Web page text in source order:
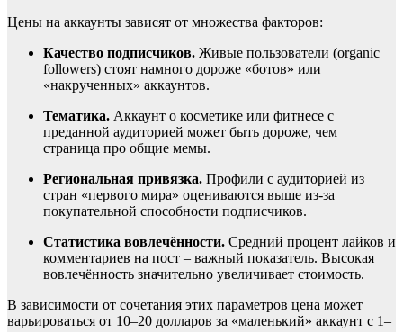
Цены на аккаунты зависят от множества факторов:
Качество подписчиков. Живые пользователи (organic
followers) стоят намного дороже «ботов» или
«накрученных» аккаунтов.
Тематика. Аккаунт о косметике или фитнесе с
преданной аудиторией может быть дороже, чем
страница про общие мемы.
Региональная привязка. Профили с аудиторией из
стран «первого мира» оцениваются выше из-за
покупательной способности подписчиков.
Статистика вовлечённости. Средний процент лайков и
комментариев на пост – важный показатель. Высокая
вовлечённость значительно увеличивает стоимость.
В зависимости от сочетания этих параметров цена может
варьироваться от 10–20 долларов за «маленький» аккаунт с 1–